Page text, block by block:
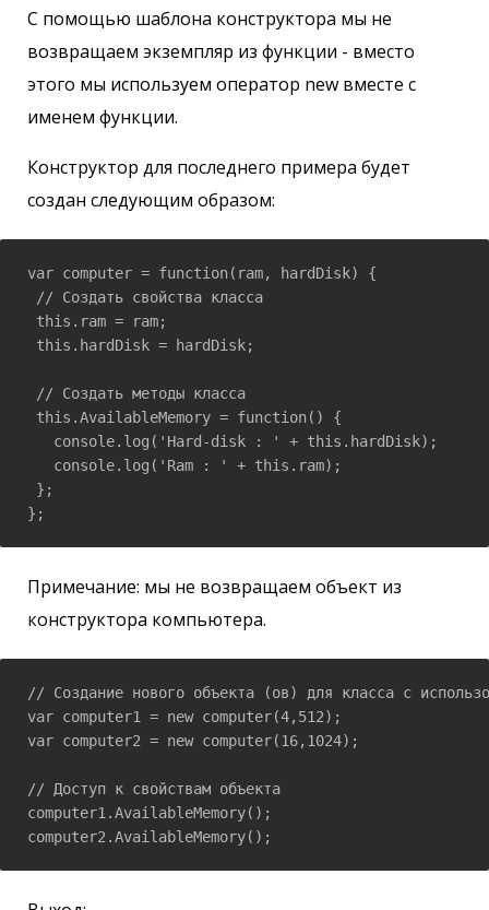
С помощью шаблона конструктора мы не
возвращаем экземпляр из функции - вместо
этого мы используем оператор new вместе с
именем функции.
Конструктор для последнего примера будет
создан следующим образом:
var computer = function(ram, hardDisk) {
// Создать свойства класса
this.ram = ram;
this.hardDisk = hardDisk;
// Создать методы класса
this.AvailableMemory = function() {
   console.log('Hard-disk : ' + this.hardDisk);
   console.log('Ram : ' + this.ram);
};
};
Примечание: мы не возвращаем объект из
конструктора компьютера.
// Создание нового объекта (ов) для класса с
var computer1 = new computer(4,512);
var computer2 = new computer(16,1024);
// Доступ к свойствам объекта
computer1.AvailableMemory();
computer2.AvailableMemory();